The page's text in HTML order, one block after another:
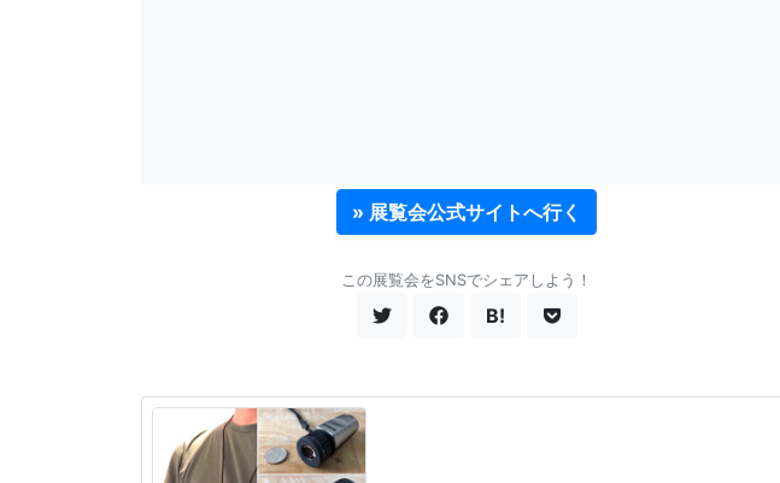
» 展覧会公式サイトへ行く
この展覧会をSNSでシェアしよう！
B!